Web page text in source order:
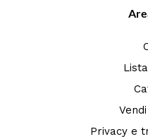
Privacy e